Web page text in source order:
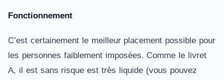
Fonctionnement
C’est certainement le meilleur placement possible pour
les personnes faiblement imposées. Comme le livret
A, il est sans risque est très liquide (vous pouvez